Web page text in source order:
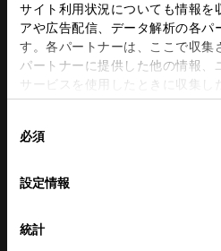
サイト利用状況についても情報を
アや広告配信、データ解析の各パ
す。各パートナーは、ここで収集
パートナーに提供した他の情報、
サービスを使用したときに収集し
使用することがあります。当ウェ
デバイスにすべてのCookie(クッ
意したことになります。Cookie(
設定の変更、同意を撤回したり
「Cookie（クッキー）情報の取り
必須
設定情報
統計